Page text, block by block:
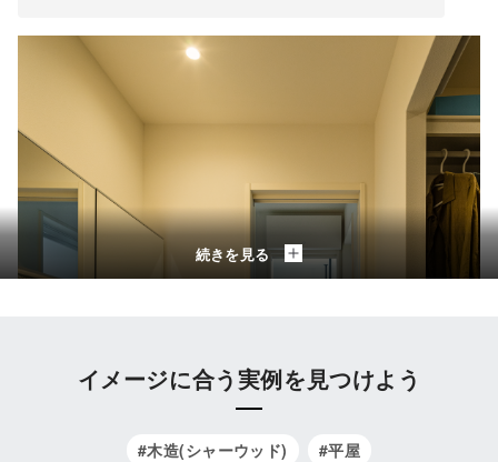
続きを見る
イメージに合う実例を見つけよう
#木造(シャーウッド)
#平屋